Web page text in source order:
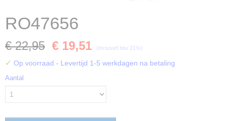
RO47656
€ 22,95 € 19,51 (inclusief btw 21%)
✓ Op voorraad - Levertijd 1-5 werkdagen na betaling
Aantal